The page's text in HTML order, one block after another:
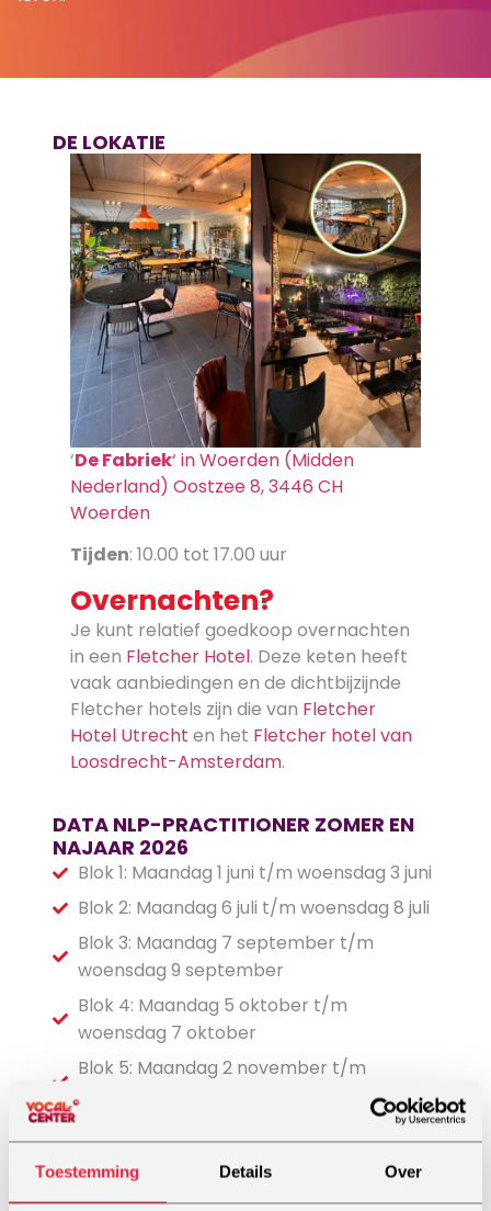
Toestemming Details Over
DE LOKATIE
‘De Fabriek‘ in Woerden (Midden
Nederland) Oostzee 8, 3446 CH
Woerden
Tijden: 10.00 tot 17.00 uur
Overnachten?
Je kunt relatief goedkoop overnachten
in een Fletcher Hotel. Deze keten heeft
vaak aanbiedingen en de dichtbijzijnde
Fletcher hotels zijn die van Fletcher
Hotel Utrecht en het Fletcher hotel van
Loosdrecht-Amsterdam.
DATA NLP-PRACTITIONER ZOMER EN
NAJAAR 2026
Blok 1: Maandag 1 juni t/m woensdag 3 juni
Blok 2: Maandag 6 juli t/m woensdag 8 juli
Blok 3: Maandag 7 september t/m
woensdag 9 september
Blok 4: Maandag 5 oktober t/m
woensdag 7 oktober
Blok 5: Maandag 2 november t/m
woensdag 4 november
DAGPROGRAMMA
10:00: Inloop- 10:30: Ochtendprogramma
deel 1 -11:30: Pauze met hapje – 11:45:
Ochtendprogramma Deel 2 – 13:00: Lunch –